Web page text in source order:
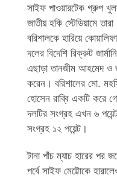
সাইফ পাওয়ারটেক গ্রুপ
জাতীয় হকি স্টেডিয়ামে
বরিশালকে হারিয়ে
দলের বিদেশি রিক্রুট
এছাড়া তানজীম আহমেদ ও
করেন। বরিশালের মো.
হোসেন রাব্বি একটি করে
দলটির সংগ্রহ এখন ৬
সংগ্রহ ১২ পয়েন্ট।
টানা পাঁচ ম্যাচ হারের পর
পর্বে সাইফ মেট্টোকে